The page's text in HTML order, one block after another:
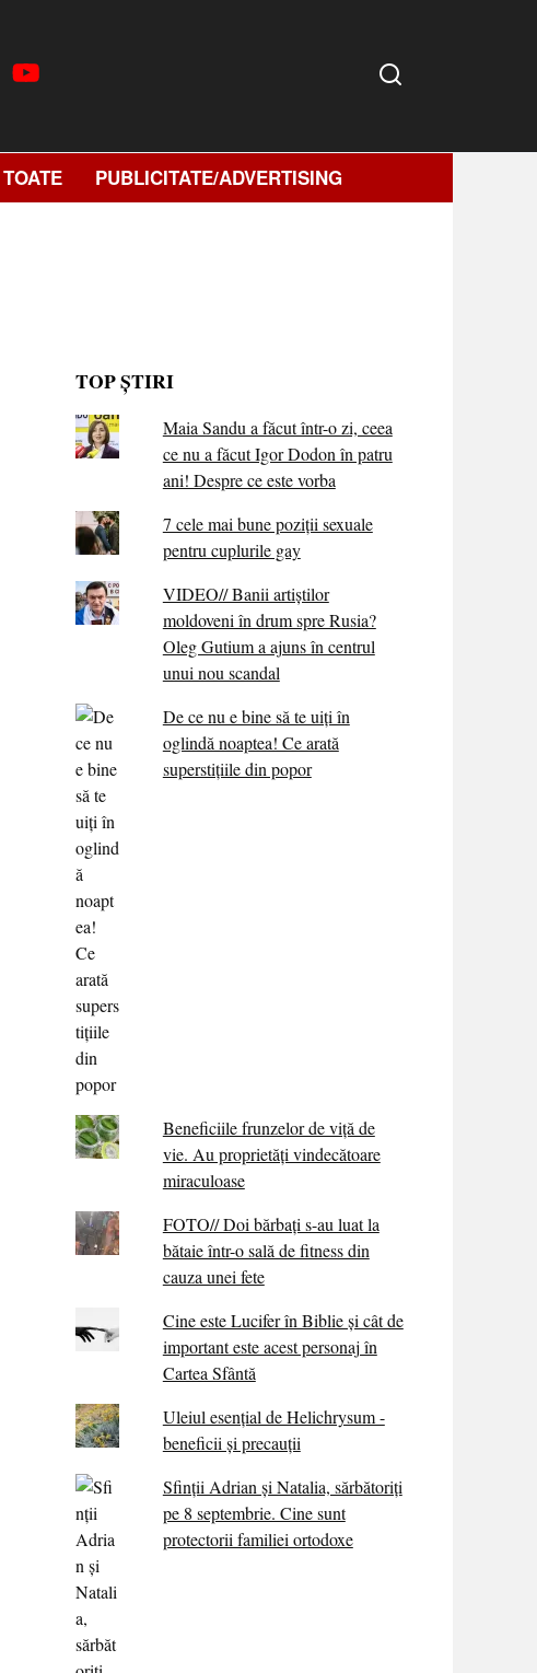
TOATE PUBLICITATE/ADVERTISING
TOP ȘTIRI
Maia Sandu a făcut într-o zi, ceea
ce nu a făcut Igor Dodon în patru
ani! Despre ce este vorba
7 cele mai bune poziții sexuale
pentru cuplurile gay
VIDEO// Banii artiștilor
moldoveni în drum spre Rusia?
Oleg Gutium a ajuns în centrul
unui nou scandal
De ce nu e bine să te uiți în
oglindă noaptea! Ce arată
superstițiile din popor
Beneficiile frunzelor de viță de
vie. Au proprietăţi vindecătoare
miraculoase
FOTO// Doi bărbați s-au luat la
bătaie într-o sală de fitness din
cauza unei fete
Cine este Lucifer în Biblie și cât de
important este acest personaj în
Cartea Sfântă
Uleiul esențial de Helichrysum -
beneficii și precauții
Sfinții Adrian și Natalia, sărbătoriți
pe 8 septembrie. Cine sunt
protectorii familiei ortodoxe